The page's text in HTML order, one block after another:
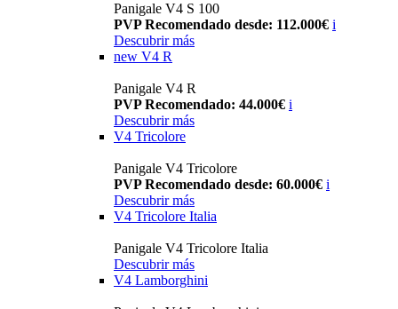
Panigale V4 S 100
PVP Recomendado desde: 112.000€ i
Descubrir más
new V4 R
Panigale V4 R
PVP Recomendado: 44.000€ i
Descubrir más
V4 Tricolore
Panigale V4 Tricolore
PVP Recomendado desde: 60.000€ i
Descubrir más
V4 Tricolore Italia
Panigale V4 Tricolore Italia
Descubrir más
V4 Lamborghini